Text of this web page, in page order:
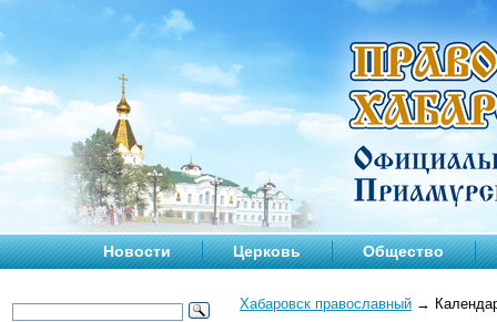
Новости Церковь Общество
Хабаровск православный →